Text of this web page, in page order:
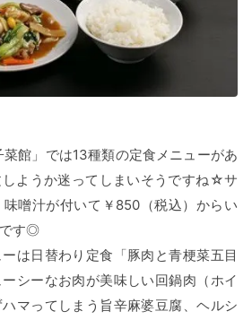
館」では13種類の定食メニューがあ
ようか迷ってしまいそうですね☆サ
噌汁が付いて￥850（税込）からい
です◎
は日替わり定食「豚肉と青梗菜五目
シーなお肉が美味しい回鍋肉（ホイ
マってしまう旨辛麻婆豆腐、ヘルシ